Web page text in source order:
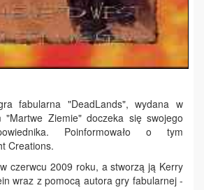
fabularna "DeadLands", wydana w
"Martwe Ziemie" doczeka się swojego
Poinformowało o tym
Creations.
czerwcu 2009 roku, a stworzą ją Kerry
wraz z pomocą autora gry fabularnej -